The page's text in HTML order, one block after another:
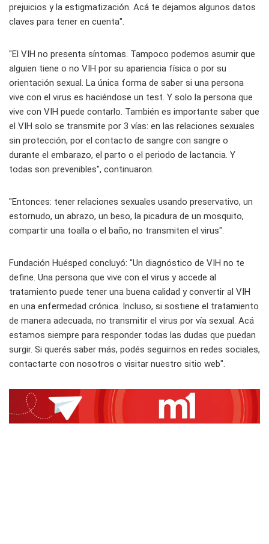
prejuicios y la estigmatización. Acá te dejamos algunos datos
claves para tener en cuenta".
"El VIH no presenta síntomas. Tampoco podemos asumir que
alguien tiene o no VIH por su apariencia física o por su
orientación sexual. La única forma de saber si una persona
vive con el virus es haciéndose un test. Y solo la persona que
vive con VIH puede contarlo. También es importante saber que
el VIH solo se transmite por 3 vías: en las relaciones sexuales
sin protección, por el contacto de sangre con sangre o
durante el embarazo, el parto o el periodo de lactancia. Y
todas son prevenibles", continuaron.
"Entonces: tener relaciones sexuales usando preservativo, un
estornudo, un abrazo, un beso, la picadura de un mosquito,
compartir una toalla o el baño, no transmiten el virus".
Fundación Huésped concluyó: "Un diagnóstico de VIH no te
define. Una persona que vive con el virus y accede al
tratamiento puede tener una buena calidad y convertir al VIH
en una enfermedad crónica. Incluso, si sostiene el tratamiento
de manera adecuada, no transmitir el virus por vía sexual. Acá
estamos siempre para responder todas las dudas que puedan
surgir. Si querés saber más, podés seguirnos en redes sociales,
contactarte con nosotros o visitar nuestro sitio web".